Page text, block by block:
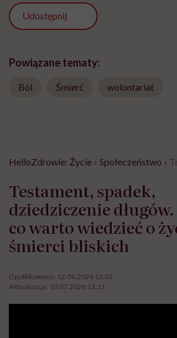
Udostępnij
Powiązane tematy:
Ból Śmierć wolontariat
HelloZdrowie: Życie › Społeczeństwo ›
Testament, spadek,
dziedziczenie
co warto wiedzieć o
śmierci bliskich
Opublikowano: 12.06.2026 12:02
Aktualizacja: 10.07.2026 12:11